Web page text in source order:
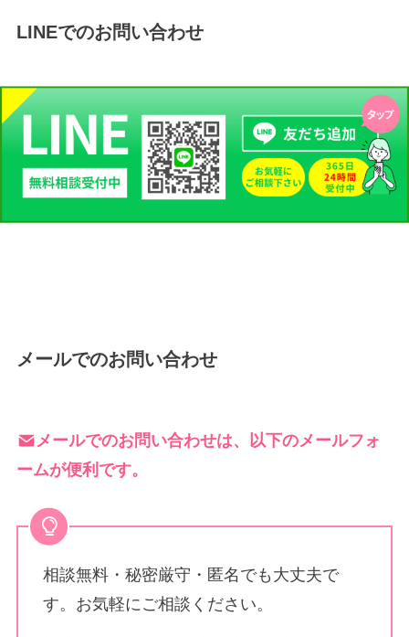
LINEでのお問い合わせ
メールでのお問い合わせ
メールでのお問い合わせは、以下のメールフォ
ームが便利です。
相談無料・ 秘密厳守 ・匿名でも大丈夫で
す。お気軽にご相談ください。